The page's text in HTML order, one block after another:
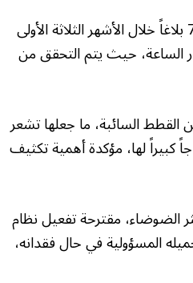
وكشفت أن عدد البلاغات خلال العام الماضي بلغ 3649 بلاغاً، فيما سجلت 725 بلاغاً خلال الأشهر الثلاثة الأولى
الساعة، حيث يتم التحقق من
في المنزل يطعمن القطط السائبة، ما جعلها تشعر
كبيراً لها، مؤكدة أهمية تكثيف
الضوضاء، مقترحة تفعيل نظام
المسؤولية في حال فقدانه،